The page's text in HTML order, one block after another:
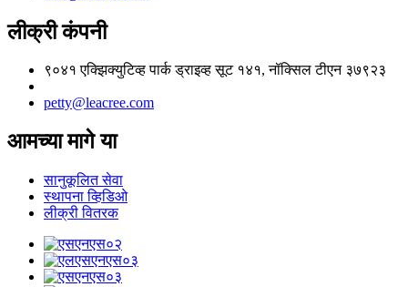
लीक्री कंपनी
९०४१ एक्झिक्युटिव्ह पार्क ड्राइव्ह सूट १४१, नॉक्सिल टीएन ३७९२३
petty@leacree.com
आमच्या मागे या
सानुकूलित सेवा
स्थापना व्हिडिओ
लीक्री वितरक